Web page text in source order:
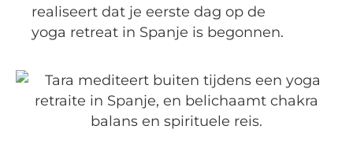
realiseert dat je eerste dag op de
yoga retreat in Spanje is begonnen.